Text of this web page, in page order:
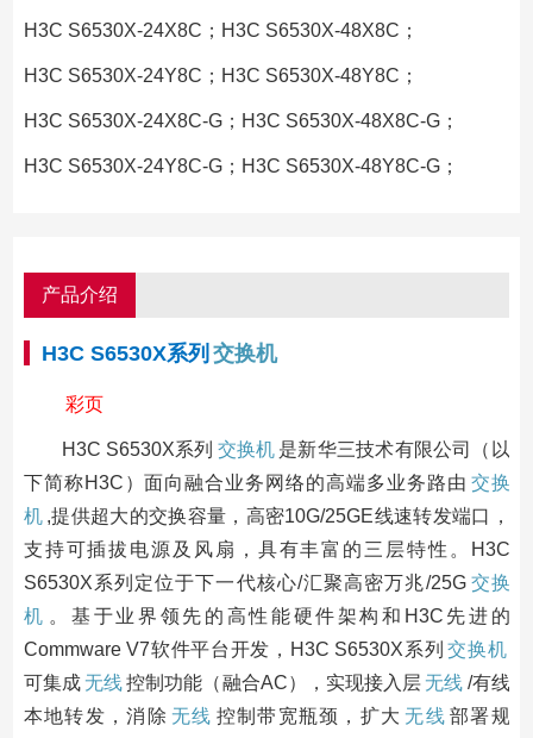
H3C S6530X-24X8C；H3C S6530X-48X8C；
H3C S6530X-24Y8C；H3C S6530X-48Y8C；
H3C S6530X-24X8C-G；H3C S6530X-48X8C-G；
H3C S6530X-24Y8C-G；H3C S6530X-48Y8C-G；
产品介绍
H3C S6530X系列 交换机
彩页
H3C S6530X系列 交换机 是新华三技术有限公司（以
下简称H3C）面向融合业务网络的高端多业务路由 交换
机 ,提供超大的交换容量，高密10G/25GE线速转发端口，
支持可插拔电源及风扇，具有丰富的三层特性。H3C
S6530X系列定位于下一代核心/汇聚高密万兆/25G 交换
机 。基于业界领先的高性能硬件架构和H3C先进的
Commware V7软件平台开发，H3C S6530X系列 交换机
可集成无线控制功能（融合AC），实现接入层无线 /有线
本地转发，消除 无线 控制带宽瓶颈，扩大 无线 部署规